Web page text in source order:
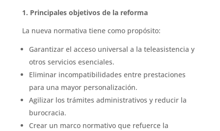
1. Principales objetivos de la reforma
La nueva normativa tiene como propósito:
Garantizar el acceso universal a la teleasistencia y
otros servicios esenciales.
Eliminar incompatibilidades entre prestaciones
para una mayor personalización.
Agilizar los trámites administrativos y reducir la
burocracia.
Crear un marco normativo que refuerce la